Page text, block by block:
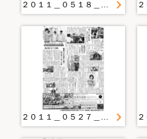
２０１１＿０５１８＿１９＿農業が癒やす心の傷 地域が被災の仙台・西多賀中 奥州で体験交流
２０１１＿０５２７＿２２＿懐メロに弾む笑顔 被災者と住民が交流 藤沢